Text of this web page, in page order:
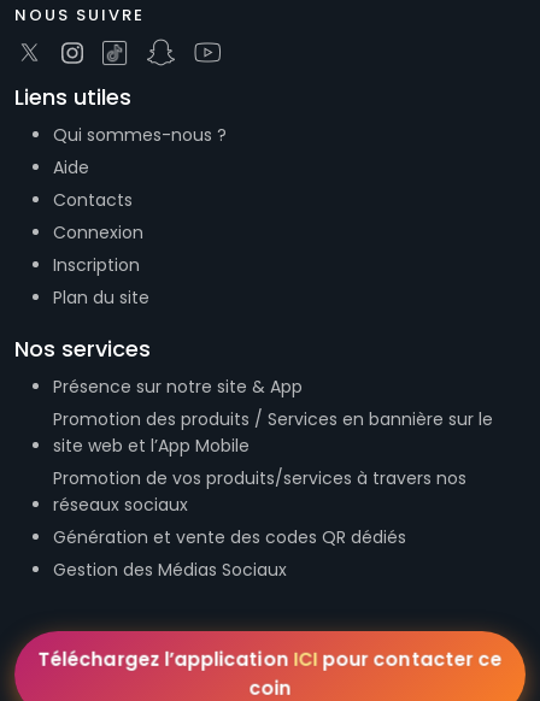
Liens utiles
Qui sommes-nous ?
Aide
Contacts
Connexion
Inscription
Plan du site
Présence sur notre site & App
Promotion des produits / Services en bannière sur le
site web et l’App Mobile
Promotion de vos produits/services à travers nos
réseaux sociaux
Génération et vente des codes QR dédiés
Gestion des Médias Sociaux
Téléchargez l’applicationICIpour contacter ce
coin